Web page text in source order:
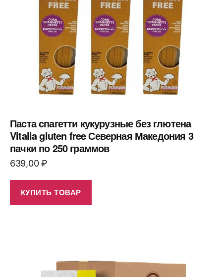
Паста спагетти кукурузные без глютена
Vitalia gluten free Северная Македония 3
пачки по 250 граммов
639,00₽
КУПИТЬ ТОВАР